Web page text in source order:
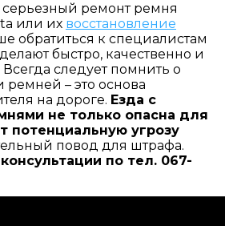
серьезный ремонт ремня
или их восстановление
обратиться к специалистам
быстро, качественно и
следует помнить о
ремней – это основа
на дороге. Езда с
не только опасна для
потенциальную угрозу
повод для штрафа.
по тел. 067-